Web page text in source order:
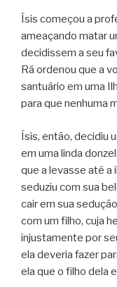
Ísis começou a
ameaçando matar
decidissem a seu
Rá ordenou que a
santuário em uma
para que nenhuma
Ísis, então, decidiu
em uma linda
que a levasse até a
seduziu com sua
cair em sua
com um filho, cuja
injustamente por
ela deveria fazer
ela que o filho dela